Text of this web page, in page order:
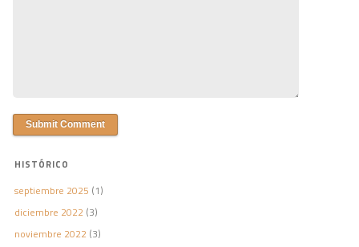
HISTÓRICO
septiembre 2025 (1)
diciembre 2022 (3)
noviembre 2022 (3)